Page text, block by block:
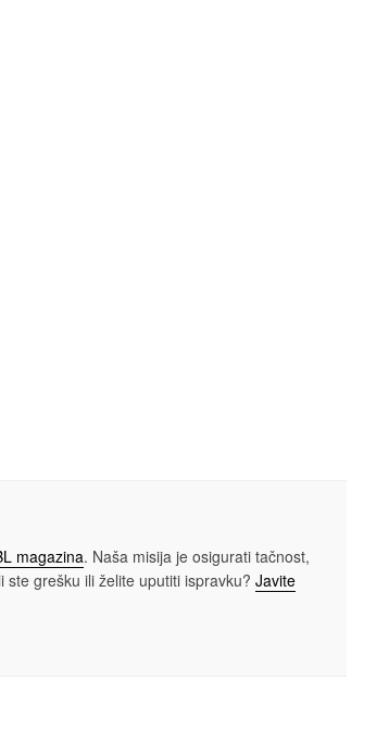
magazina. Naša misija je osigurati tačnost,
grešku ili želite uputiti ispravku? Javite